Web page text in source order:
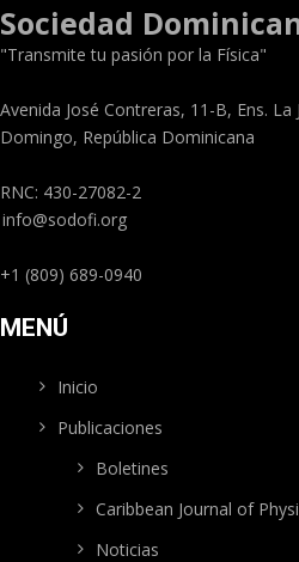
Sociedad
"Transmite tu pasión por la Física"
Avenida José Contreras, 11-B, Ens.
Domingo, República Dominicana
RNC: 430-27082-2
info@sodofi.org
+1 (809) 689-0940
MENÚ
Inicio
Publicaciones
Boletines
Caribbean Journal of
Noticias